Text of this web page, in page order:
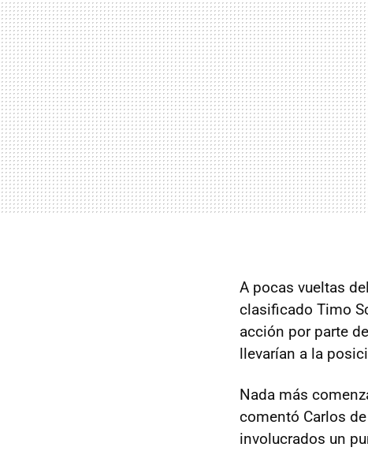
A pocas vueltas
clasificado Timo
acción por parte
llevarían a la
Nada más
comentó Carlos
involucrados un